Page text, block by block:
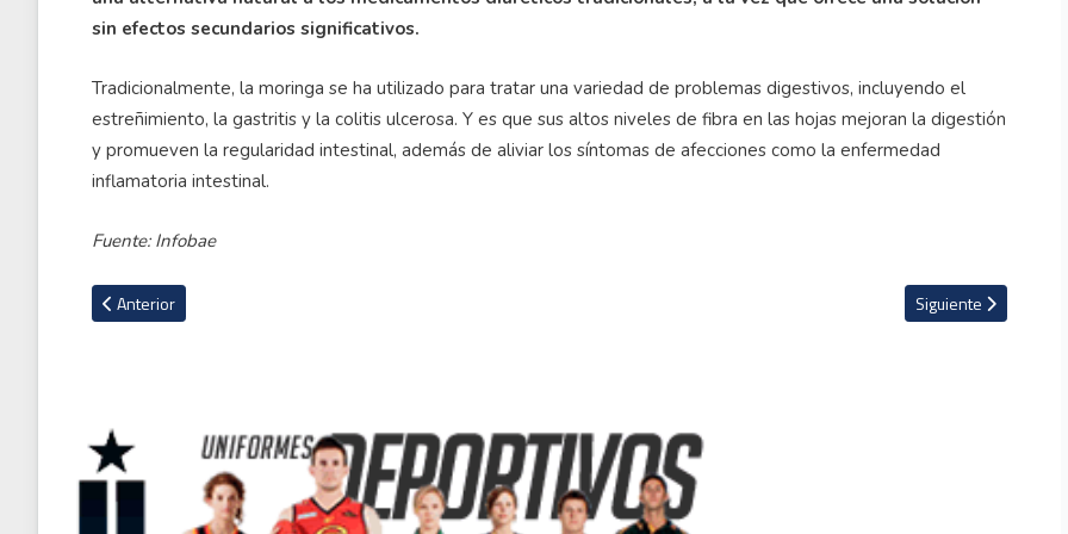
sin efectos secundarios significativos.
Tradicionalmente, la moringa se ha utilizado para tratar una variedad de problemas digestivos, incluyendo el
estreñimiento, la gastritis y la colitis ulcerosa. Y es que sus altos niveles de fibra en las hojas mejoran la digestión
y promueven la regularidad intestinal, además de aliviar los síntomas de afecciones como la enfermedad
inflamatoria intestinal.
Fuente: Infobae
Artículo anterior: Hackeo masivo que expuso millones de infieles llega a Netflix
Anterior Artículo siguiente:
Siguiente